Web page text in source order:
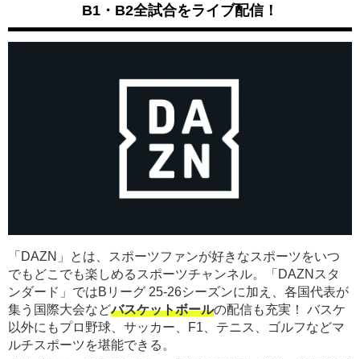
B1・B2全試合をライブ配信！
「DAZN」とは、スポーツファンが好きなスポーツをいつ
でもどこでも楽しめるスポーツチャンネル。「DAZNスタ
ンダード」ではBリーグ 25-26シーズンに加え、各国代表が
集う国際大会などバスケットボールの配信も充実！ バスケ
以外にもプロ野球、サッカー、F1、テニス、ゴルフなどマ
ルチスポーツを堪能できる。